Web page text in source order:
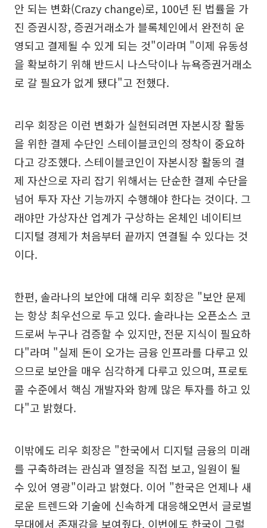
안 되는 변화(Crazy change)로, 100년 된 법률을 가
진 증권시장, 증권거래소가 블록체인에서 완전히 운
영되고 결제될 수 있게 되는 것"이라며 "이제 유동성
을 확보하기 위해 반드시 나스닥이나 뉴욕증권거래소
로 갈 필요가 없게 됐다"고 전했다.
리우 회장은 이런 변화가 실현되려면 자본시장 활동
을 위한 결제 수단인 스테이블코인의 정착이 중요하
다고 강조했다. 스테이블코인이 자본시장 활동의 결
제 자산으로 자리 잡기 위해서는 단순한 결제 수단을
넘어 투자 자산 기능까지 수행해야 한다는 것이다. 그
래야만 가상자산 업계가 구상하는 온체인 네이티브
디지털 경제가 처음부터 끝까지 연결될 수 있다는 것
이다.
한편, 솔라나의 보안에 대해 리우 회장은 "보안 문제
는 항상 최우선으로 두고 있다. 솔라나는 오픈소스 코
드로써 누구나 검증할 수 있지만, 전문 지식이 필요하
다"라며 "실제 돈이 오가는 금융 인프라를 다루고 있
으므로 보안을 매우 심각하게 다루고 있으며, 프로토
콜 수준에서 핵심 개발자와 함께 많은 투자를 하고 있
다"고 밝혔다.
이밖에도 리우 회장은 "한국에서 디지털 금융의 미래
를 구축하려는 관심과 열정을 직접 보고, 일원이 될
수 있어 영광"이라고 밝혔다. 이어 "한국은 언제나 새
로운 트렌드와 기술에 신속하게 대응해오면서 글로벌
무대에서 존재감을 보여줬다. 이번에도 한국이 그럴